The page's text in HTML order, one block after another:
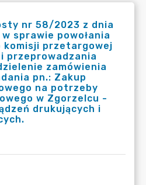
nr 58/2023 z dnia
sprawie powołania
komisji przetargowej
przeprowadzania
zamówienia
pn.: Zakup
na potrzeby
w Zgorzelcu -
drukujących i